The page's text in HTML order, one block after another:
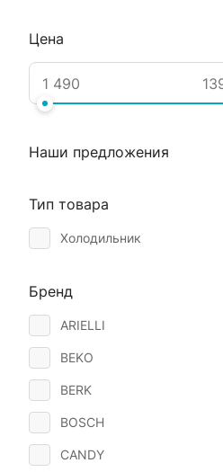
Цена
Наши предложения
Тип товара
Холодильник
Бренд
ARIELLI
BEKO
BERK
BOSCH
CANDY